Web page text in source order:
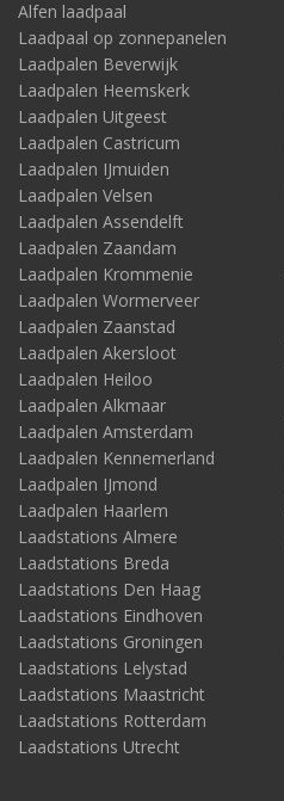
Alfen laadpaal
Laadpaal op zonnepanelen
Laadpalen Beverwijk
Laadpalen Heemskerk
Laadpalen Uitgeest
Laadpalen Castricum
Laadpalen IJmuiden
Laadpalen Velsen
Laadpalen Assendelft
Laadpalen Zaandam
Laadpalen Krommenie
Laadpalen Wormerveer
Laadpalen Zaanstad
Laadpalen Akersloot
Laadpalen Heiloo
Laadpalen Alkmaar
Laadpalen Amsterdam
Laadpalen Kennemerland
Laadpalen IJmond
Laadpalen Haarlem
Laadstations Almere
Laadstations Breda
Laadstations Den Haag
Laadstations Eindhoven
Laadstations Groningen
Laadstations Lelystad
Laadstations Maastricht
Laadstations Rotterdam
Laadstations Utrecht